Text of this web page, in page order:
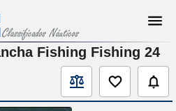
Fishing Fishing 24